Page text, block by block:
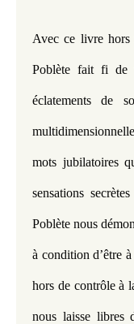
Avec ce livre hors
Poblète fait fi de
éclatements de
mots jubilatoires
sensations
Poblète nous
à condition d’être
hors de contrôle à
nous laisse libres